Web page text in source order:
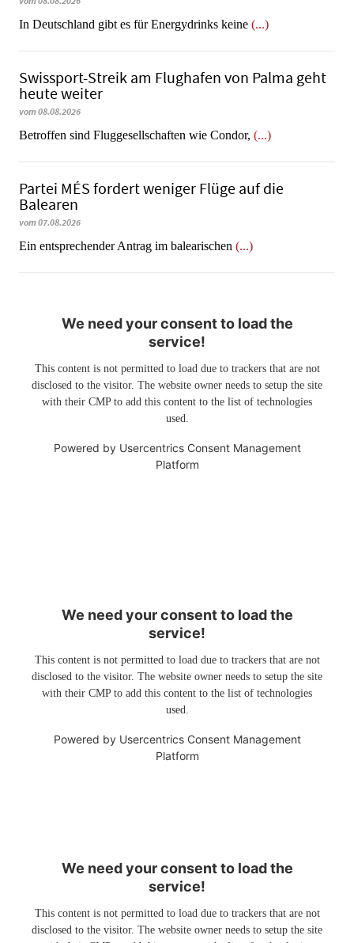
In Deutschland gibt es für Energydrinks keine (...)
Swissport-Streik am Flughafen von Palma geht
heute weiter
vom 08.08.2026
Betroffen sind Fluggesellschaften wie Condor, (...)
Partei MÉS fordert weniger Flüge auf die
Balearen
vom 07.08.2026
Ein entsprechender Antrag im balearischen (...)
We need your consent to load the
service!
This content is not permitted to load due to trackers that are not
disclosed to the visitor. The website owner needs to setup the site
with their CMP to add this content to the list of technologies
used.
Powered by Usercentrics Consent Management
Platform
We need your consent to load the
service!
This content is not permitted to load due to trackers that are not
disclosed to the visitor. The website owner needs to setup the site
with their CMP to add this content to the list of technologies
used.
Powered by Usercentrics Consent Management
Platform
We need your consent to load the
service!
This content is not permitted to load due to trackers that are not
disclosed to the visitor. The website owner needs to setup the site